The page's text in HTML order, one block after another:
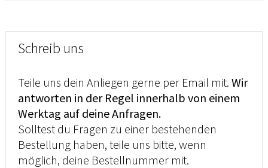
Schreib uns
Teile uns dein Anliegen gerne per Email mit. Wir
antworten in der Regel innerhalb von einem
Werktag auf deine Anfragen.
Solltest du Fragen zu einer bestehenden
Bestellung haben, teile uns bitte, wenn
möglich, deine Bestellnummer mit.